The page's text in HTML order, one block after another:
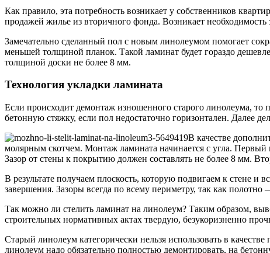
Как правило, эта потребность возникает у собственников
продажей жилье из вторичного фонда. Возникает
Замечательно сделанный пол с новым линолеумом помогает
меньшей толщиной планок. Такой ламинат будет гораздо
толщиной доски не более 8 мм.
Технология укладки ламината
Если происходит демонтаж изношенного старого линолеума,
бетонную стяжку, если пол недостаточно горизонтален. Далее
В качестве
молярным скотчем. Монтаж ламината начинается с угла.
Зазор от стены к покрытию должен составлять не более 8 мм.
В результате получаем плоскость, которую подвигаем к стене
завершения. Зазоры всегда по всему периметру, так как
Так можно ли стелить ламинат на линолеум? Таким образом,
строительных нормативных актах твердую, безукоризненно
Старый линолеум категорически нельзя использовать в
линолеум надо обязательно полностью демонтировать, на